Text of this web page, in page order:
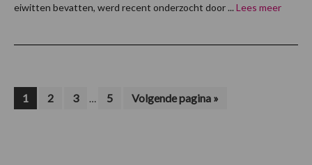
eiwitten bevatten, werd recent onderzocht door ... Lees meer
Pagina
1 Pagina
2 Pagina
3
Interim
… Pagina
5
Ga
naar
Volgende pagina »